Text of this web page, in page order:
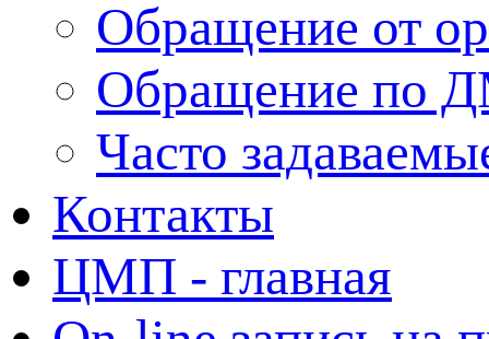
Обращение от
Обращение по
Часто
Контакты
ЦМП - главная